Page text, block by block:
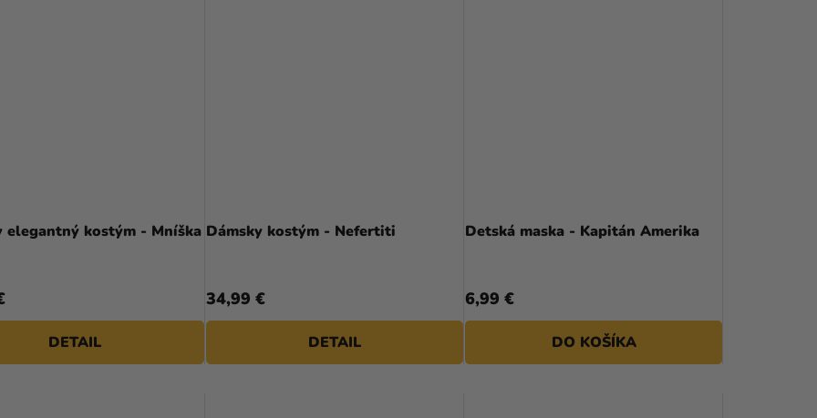
elegantný kostým - Mníška
DETAIL
Dámsky kostým - Nefertiti
34,99 €
DETAIL
Detská maska - Kapitán Amerika
6,99 €
DO KOŠÍKA